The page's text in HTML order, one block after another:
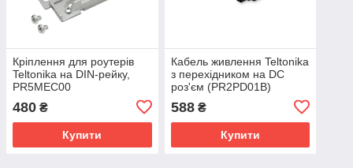
Кріплення для роутерів
Teltonika на DIN-рейку,
PR5MEC00
480 ₴
Купити
Кабель живлення Teltonika
з перехідником на DC
роз'єм (PR2PD01B)
588₴
Купити